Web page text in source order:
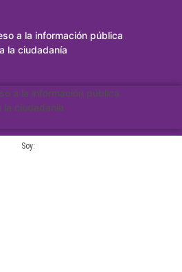
a la información pública
la ciudadanía
a la información pública
la ciudadanía
Soy: